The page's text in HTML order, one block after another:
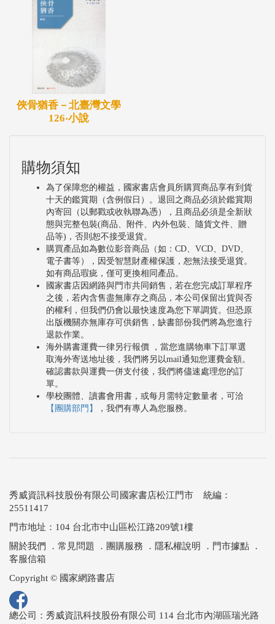
俠骨猶香－北臺灣文學
126‧小說
購物須知
為了保障您的權益，國家書店會員所購買商品享有到貨
十天的鑑賞期（含例假日）。退回之商品必須於鑑賞期
內寄回（以郵戳或收執聯為憑），且商品必須是全新狀
態與完整包裝(商品、附件、內外包裝、隨貨文件、贈
品等)，否則恕不接受退貨。
購買產品如為數位影音商品（如：CD、VCD、DVD、
電子書等），因受智慧財產權保護，恕無法接受退貨。
如有商品瑕疵，僅可更換相同產品。
國家書店因網路與門市共同銷售，若在您完成訂單程序
之後，若內含售盡無庫存之商品，本公司保留出貨與否
的權利，但我們仍會以最快速度為您下單調貨。但恐原
出版機關亦無庫存可供銷售，缺書部份我們將為您進行
退款作業。
海外購書運費一律另行報價 ，當您進購物車下訂單選
取海外寄送地址後，我們將另以mail通知您運費金額。
確認書款與運費一併支付後，我們將儘速處理您的訂
單。
學校團體、讀書會用書，或每月需特定數量者，可洽
【團購部門】
，我們有專人為您服務。
秀威資訊科技股份有限公司國家書店松江門市 統編：
25511417
門市地址：104 台北市中山區松江路209號1樓
關於我們
． 常見問題 ． 團購服務 ． 隱私權說明 ． 門市據點 ．
客服信箱
Copyright © 國家網路書店
總公司：秀威資訊科技股份有限公司 114 台北市內湖區瑞光路